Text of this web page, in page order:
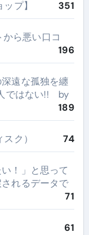
プ】
351
ら悪い口コ
196
遠な孤独を纏
ではない!! by
189
ク） 74
！」と思って
れるデータで
71
61